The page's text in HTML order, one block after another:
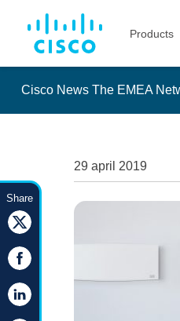
Cisco News The EMEA
29 april 2019
Share